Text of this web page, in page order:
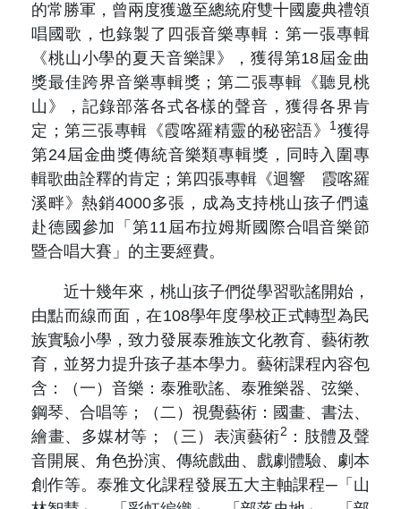
徵稿說明
期刊查詢
的常勝軍，曾兩度獲邀至總統府雙十國慶典禮領
唱國歌，也錄製了四張音樂專輯：第一張專輯
《桃山小學的夏天音樂課》，獲得第18屆金曲
獎最佳跨界音樂專輯獎；第二張專輯《聽見桃
山》，記錄部落各式各樣的聲音，獲得各界肯
定；第三張專輯《霞喀羅精靈的秘密語》
1獲得
第24屆金曲獎傳統音樂類專輯獎，同時入圍專
輯歌曲詮釋的肯定；第四張專輯《迴響 霞喀羅
溪畔》熱銷4000多張，成為支持桃山孩子們遠
赴德國參加「第11屆布拉姆斯國際合唱音樂節
暨合唱大賽」的主要經費。
近十幾年來，桃山孩子們從學習歌謠開始，
由點而線而面，在108學年度學校正式轉型為民
族實驗小學，致力發展泰雅族文化教育、藝術教
育，並努力提升孩子基本學力。藝術課程內容包
含：（一）音樂：泰雅歌謠、泰雅樂器、弦樂、
鋼琴、合唱等；（二）視覺藝術：國畫、書法、
繪畫、多媒材等；（三）表演藝術2 ：肢體及聲
音開展、角色扮演、傳統戲曲、戲劇體驗、劇本
創作等。泰雅文化課程發展五大主軸課程─「山